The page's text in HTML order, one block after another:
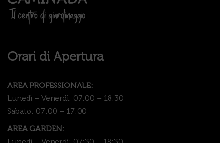
Orari di Apertura
AREA PROFESSIONALE:
Lunedì – Venerdì: 07:00 – 18:30
Sabato: 07:00 – 17:00
AREA GARDEN: